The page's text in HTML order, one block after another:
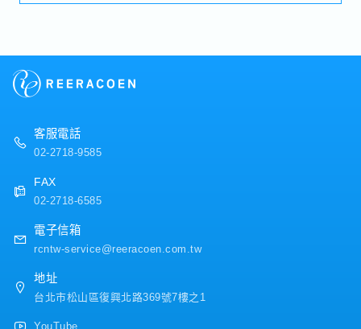
＜公司福利＞
・獎金：1個月～※依公司內部規定決定
・員工旅遊(不定期)
客服電話
02-2718-9585
FAX
02-2718-6585
電子信箱
rcntw-service@reeracoen.com.tw
地址
台北市松山區復興北路369號7樓之1
YouTube